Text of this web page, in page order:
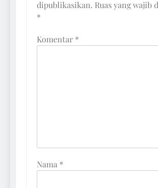
dipublikasikan. Ruas yang wajib
*
Komentar *
Nama *